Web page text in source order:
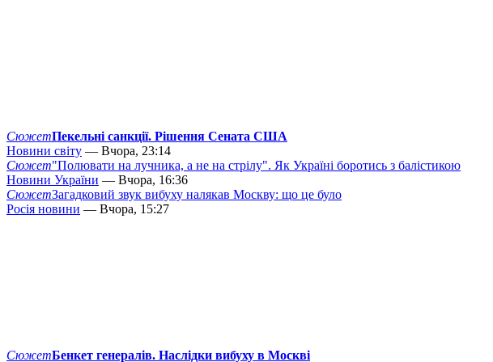
СюжетПекельні санкції. Рішення Сената США
Новини світу — Вчора, 23:14
Сюжет"Полювати на лучника, а не на стрілу". Як Україні боротись з балістикою
Новини України — Вчора, 16:36
СюжетЗагадковий звук вибуху налякав Москву: що це було
Росія новини — Вчора, 15:27
СюжетБенкет генералів. Наслідки вибуху в Москві